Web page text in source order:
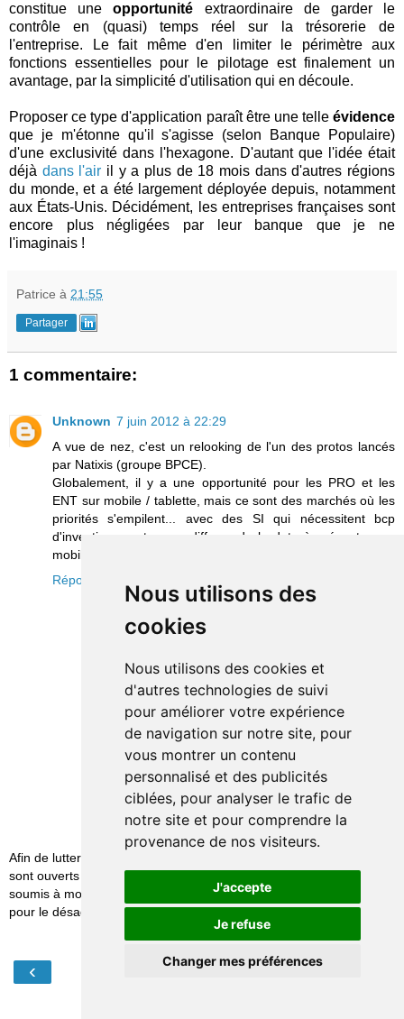
Nous utilisons des
cookies
Nous utilisons des cookies et
d'autres technologies de suivi
pour améliorer votre expérience
de navigation sur notre site, pour
vous montrer un contenu
personnalisé et des publicités
ciblées, pour analyser le trafic de
notre site et pour comprendre la
provenance de nos visiteurs.
J'accepte
Je refuse
Changer mes préférences
constitue uneopportunité extraordinaire de garder le
contrôle en (quasi) temps réel sur la trésorerie de
l'entreprise. Le fait même d'en limiter le périmètre aux
fonctions essentielles pour le pilotage est finalement un
avantage, par la simplicité d'utilisation qui en découle.
Proposer ce type d'application paraît être une telle évidence
que je m'étonne qu'il s'agisse (selon Banque Populaire)
d'une exclusivité dans l'hexagone. D'autant que l'idée était
déjà dans l'air il y a plus de 18 mois dans d'autres régions
du monde, et a été largement déployée depuis, notamment
aux États-Unis. Décidément, les entreprises françaises sont
encore plus négligées par leur banque que je ne
l'imaginais !
Patrice à 21:55
Partager
1 commentaire:
Unknown 7 juin 2012 à 22:29
A vue de nez, c'est un relooking de l'un des protos lancés
par Natixis (groupe BPCE).
Globalement, il y a une opportunité pour les PRO et les
ENT sur mobile / tablette, mais ce sont des marchés où les
priorités s'empilent... avec des SI qui nécessitent bcp
d'investissements pour diffuser de la data à présenter sur
mobile :(
Répondre
Afin de lutter contre le spam, les commentaires ne
sont ouverts qu'aux personnes identifiées et sont
soumis à modération (je suis sincèrement désolé
pour le désagrément causé…)
‹ Accueil